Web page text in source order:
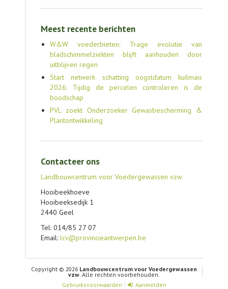
Meest recente berichten
W&W voederbieten: Trage evolutie van
bladschimmelziekten blijft aanhouden door
uitblijven regen
Start netwerk schatting oogstdatum kuilmais
2026: Tijdig de percelen controleren is de
boodschap
PVL zoekt Onderzoeker Gewasbescherming &
Plantontwikkeling
Contacteer ons
Landbouwcentrum voor Voedergewassen vzw
Hooibeekhoeve
Hooibeeksedijk 1
2440 Geel
Tel: 014/85 27 07
Email: lcv@provincieantwerpen.be
Copyright © 2026 Landbouwcentrum voor Voedergewassen
vzw. Alle rechten voorbehouden.
Gebruiksvoorwaarden
Aanmelden